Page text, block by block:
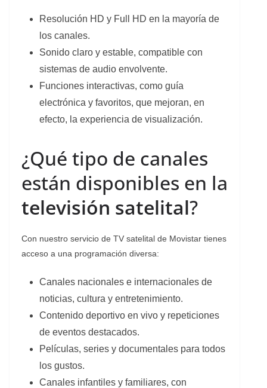
Resolución HD y Full HD en la mayoría de
los canales.
Sonido claro y estable, compatible con
sistemas de audio envolvente.
Funciones interactivas, como guía
electrónica y favoritos, que mejoran, en
efecto, la experiencia de visualización.
¿Qué tipo de canales
están disponibles en la
televisión satelital?
Con nuestro servicio de TV satelital de Movistar tienes
acceso a una programación diversa:
Canales nacionales e internacionales de
noticias, cultura y entretenimiento.
Contenido deportivo en vivo y repeticiones
de eventos destacados.
Películas, series y documentales para todos
los gustos.
Canales infantiles y familiares, con